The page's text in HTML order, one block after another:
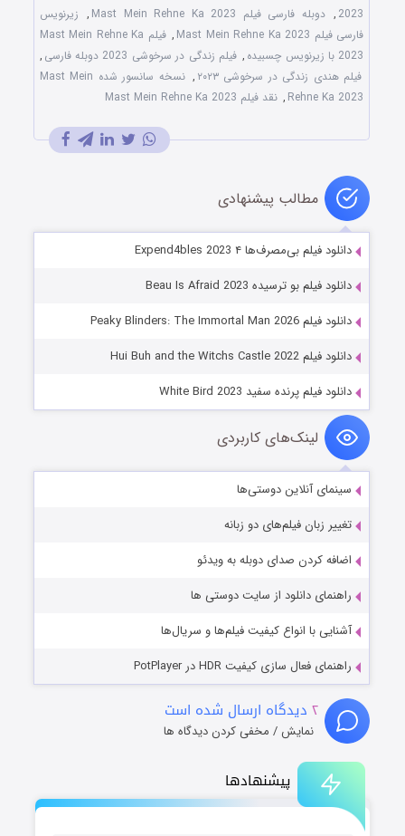
پیشنهادها
2023
, دوبله فارسی فیلم Mast Mein Rehne Ka 2023 , زیرنویس
فارسی فیلم Mast Mein Rehne Ka 2023
,
فیلم Mast Mein Rehne Ka
2023 با زیرنویس چسبیده
, فیلم زندگی در سرخوشی 2023 دوبله فارسی
,
فیلم هندی زندگی در سرخوشی ۲۰۲۳
,
نسخه سانسور شده Mast Mein
Rehne Ka 2023
, نقد فیلم Mast Mein Rehne Ka 2023
مطالب پیشنهادی
دانلود فیلم بی‌مصرف‌ها ۴ Expend4bles 2023
دانلود فیلم بو ترسیده Beau Is Afraid 2023
دانلود فیلم Peaky Blinders: The Immortal Man 2026
دانلود فیلم Hui Buh and the Witchs Castle 2022
دانلود فیلم پرنده سفید White Bird 2023
لینک‌های کاربردی
سینمای آنلاین دوستی‌ها
تغییر زبان فیلم‌های دو زبانه
اضافه کردن صدای دوبله به ویدئو
راهنمای دانلود از سایت دوستی ها
آشنایی با انواع کیفیت فیلم‌ها و سریال‌ها
راهنمای فعال سازی کیفیت HDR در PotPlayer
۲ دیدگاه ارسال شده است
نمایش / مخفی کردن دیدگاه ها